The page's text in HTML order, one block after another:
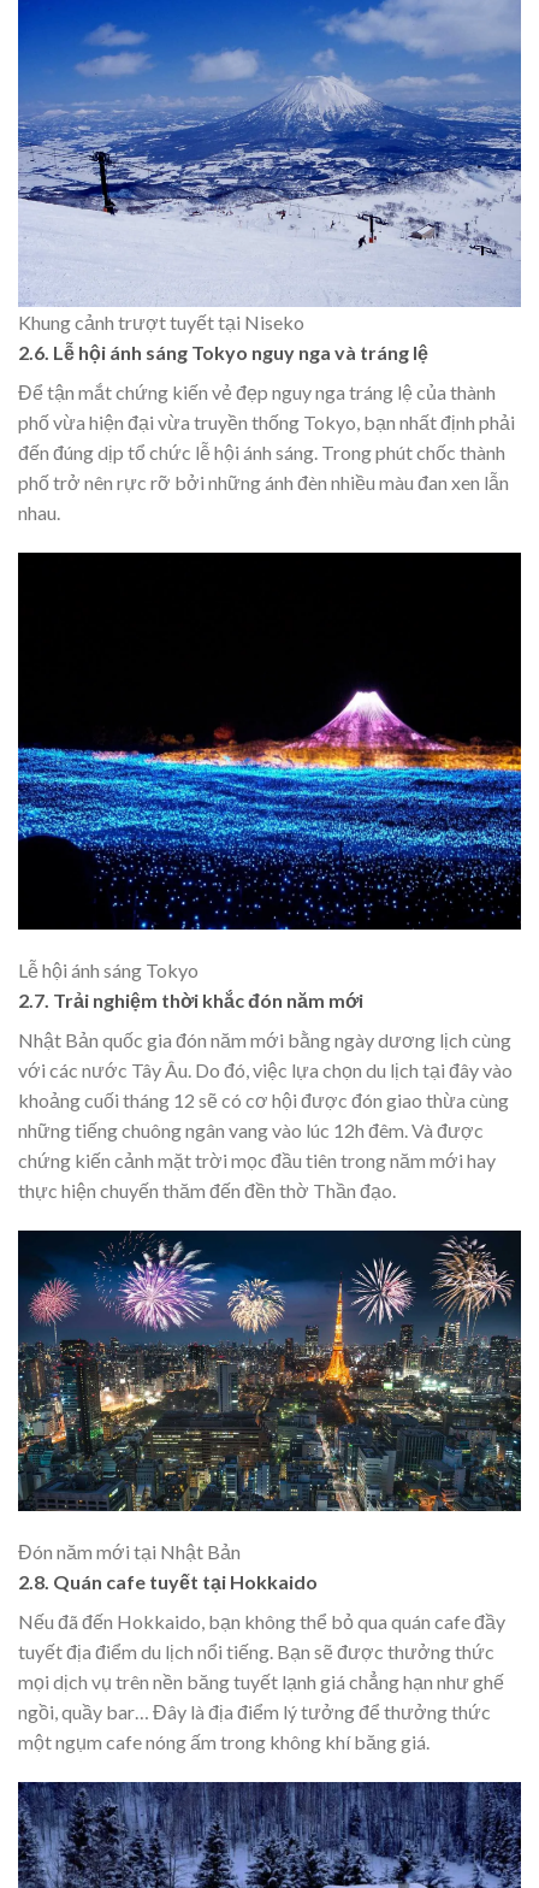
Khung cảnh trượt tuyết tại Niseko
2.6. Lễ hội ánh sáng Tokyo nguy nga và tráng lệ
Để tận mắt chứng kiến vẻ đẹp nguy nga tráng lệ của thành
phố vừa hiện đại vừa truyền thống Tokyo, bạn nhất định phải
đến đúng dịp tổ chức lễ hội ánh sáng. Trong phút chốc thành
phố trở nên rực rỡ bởi những ánh đèn nhiều màu đan xen lẫn
nhau.
Lễ hội ánh sáng Tokyo
2.7. Trải nghiệm thời khắc đón năm mới
Nhật Bản quốc gia đón năm mới bằng ngày dương lịch cùng
với các nước Tây Âu. Do đó, việc lựa chọn du lịch tại đây vào
khoảng cuối tháng 12 sẽ có cơ hội được đón giao thừa cùng
những tiếng chuông ngân vang vào lúc 12h đêm. Và được
chứng kiến cảnh mặt trời mọc đầu tiên trong năm mới hay
thực hiện chuyến thăm đến đền thờ Thần đạo.
Đón năm mới tại Nhật Bản
2.8. Quán cafe tuyết tại Hokkaido
Nếu đã đến Hokkaido, bạn không thể bỏ qua quán cafe đầy
tuyết địa điểm du lịch nổi tiếng. Bạn sẽ được thưởng thức
mọi dịch vụ trên nền băng tuyết lạnh giá chẳng hạn như ghế
ngồi, quầy bar… Đây là địa điểm lý tưởng để thưởng thức
một ngụm cafe nóng ấm trong không khí băng giá.